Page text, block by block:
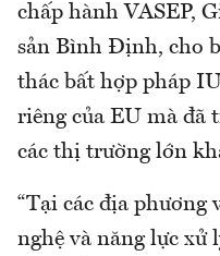
chấp hành VASEP,
sản Bình Định, cho
thác bất hợp pháp
riêng của EU mà đã
các thị trường lớn
“Tại các địa phương
nghệ và năng lực xử